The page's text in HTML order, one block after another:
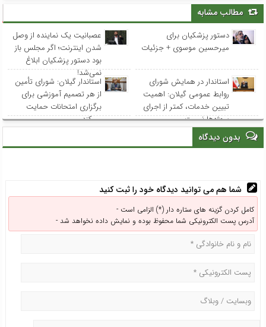
مطالب مشابه
دستور پزشکیان برای
میرحسین موسوی + جزئیات
عصبانیت یک نماینده از وصل
شدن اینترنت؛ اگر مجلس باز
بود دستور پزشکیان ابلاغ
نمی‌شد!
استاندار در همایش شورای
روابط عمومی‌ گیلان: اهمیت
تبیین خدمات، کمتر از اجرای
پروژه‌ها نیست
استاندار گیلان: شورای تأمین
از هر تصمیم آموزشی برای
برگزاری امتحانات حمایت
می‌کند
بدون دیدگاه
شما هم می توانید دیدگاه خود را ثبت کنید
کامل کردن گزینه های ستاره دار (*) الزامی است -
آدرس پست الکترونیکی شما محفوظ بوده و نمایش داده نخواهد شد -